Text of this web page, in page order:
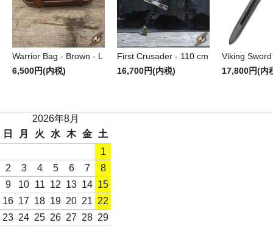
Warrior Bag - Brown - L
6,500円(内税)
First Crusader - 110 cm
16,700円(内税)
Viking Sword
17,800円(内
2026年8月
日
月 火 水 木 金
土
1
2
3 4 5 6 7
8
9
10 11 12 13 14 15
16 17 18 19 20 21 22
23 24 25 26 27 28 29